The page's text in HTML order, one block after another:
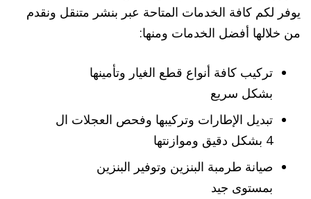
يوفر لكم كافة الخدمات المتاحة عبر بنشر متنقل ونقدم
من خلالها أفضل الخدمات ومنها:
تركيب كافة أنواع قطع الغيار وتأمينها
بشكل سريع
تبديل الإطارات وتركيبها وفحص العجلات ال
4 بشكل دقيق وموازنتها
صيانة طرمبة البنزين وتوفير البنزين
بمستوى جيد